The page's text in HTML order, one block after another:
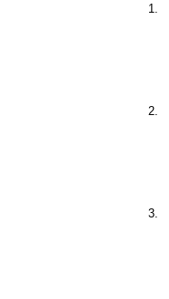
1.
2.
3.